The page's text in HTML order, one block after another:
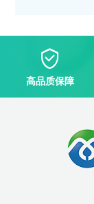
高品质保障